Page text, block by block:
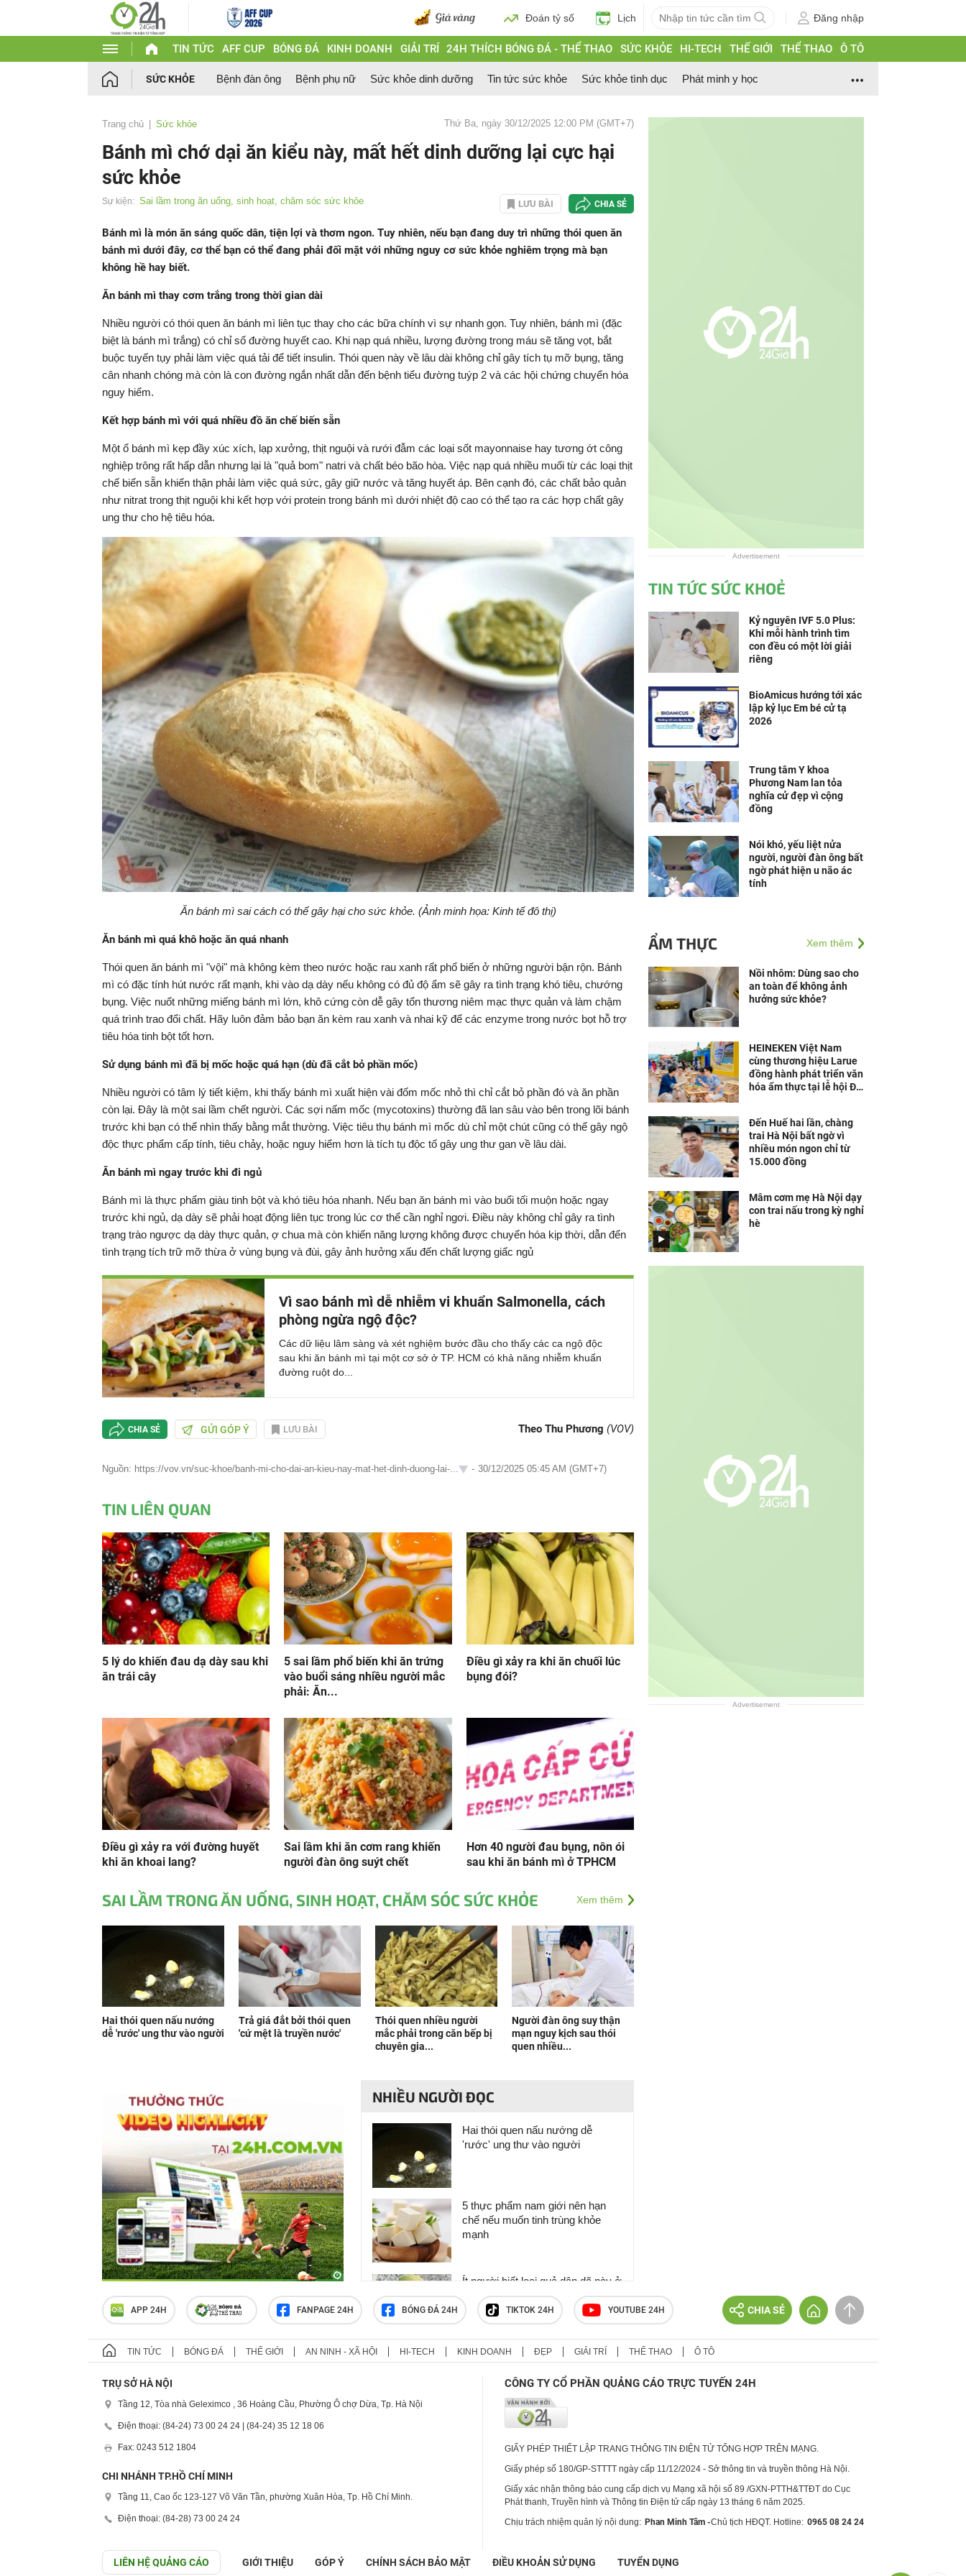
Đoán tỷ số Lịch Đăng nhập
TIN TỨC AFF CUP BÓNG ĐÁ KINH DOANH GIẢI TRÍ 24H THÍCH BÓNG ĐÁ - THỂ THAO SỨC KHỎE HI-TECH THẾ GIỚI THỂ THAO Ô TÔ
SỨC KHỎE Bệnh đàn ông Bệnh phụ nữ Sức khỏe dinh dưỡng Tin tức sức khỏe Sức khỏe tình dục Phát minh y học
Trang chủ Sức khỏe Thứ Ba, ngày 30/12/2025 12:00 PM (GMT+7)
Bánh mì chớ dại ăn kiểu này, mất hết dinh dưỡng lại cực hại
sức khỏe
Sự kiện: Sai lầm trong ăn uống, sinh hoạt, chăm sóc sức khỏe LƯU BÀI CHIA SẺ
Bánh mì là món ăn sáng quốc dân, tiện lợi và thơm ngon. Tuy nhiên, nếu bạn đang duy trì những thói quen ăn
bánh mì dưới đây, cơ thể bạn có thể đang phải đối mặt với những nguy cơ sức khỏe nghiêm trọng mà bạn
không hề hay biết.
Ăn bánh mì thay cơm trắng trong thời gian dài
Nhiều người có thói quen ăn bánh mì liên tục thay cho các bữa chính vì sự nhanh gọn. Tuy nhiên, bánh mì (đặc
biệt là bánh mì trắng) có chỉ số đường huyết cao. Khi nạp quá nhiều, lượng đường trong máu sẽ tăng vọt, bắt
buộc tuyến tụy phải làm việc quá tải để tiết insulin. Thói quen này về lâu dài không chỉ gây tích tụ mỡ bụng, tăng
cân nhanh chóng mà còn là con đường ngắn nhất dẫn đến bệnh tiểu đường tuýp 2 và các hội chứng chuyển hóa
nguy hiểm.
Kết hợp bánh mì với quá nhiều đồ ăn chế biến sẵn
Một ổ bánh mì kẹp đầy xúc xích, lạp xưởng, thịt nguội và rưới đẫm các loại sốt mayonnaise hay tương ớt công
nghiệp trông rất hấp dẫn nhưng lại là "quả bom" natri và chất béo bão hòa. Việc nạp quá nhiều muối từ các loại thịt
chế biến sẵn khiến thận phải làm việc quá sức, gây giữ nước và tăng huyết áp. Bên cạnh đó, các chất bảo quản
như nitrat trong thịt nguội khi kết hợp với protein trong bánh mì dưới nhiệt độ cao có thể tạo ra các hợp chất gây
ung thư cho hệ tiêu hóa.
Ăn bánh mì sai cách có thể gây hại cho sức khỏe. (Ảnh minh họa: Kinh tế đô thị)
Ăn bánh mì quá khô hoặc ăn quá nhanh
Thói quen ăn bánh mì "vội" mà không kèm theo nước hoặc rau xanh rất phổ biến ở những người bận rộn. Bánh
mì có đặc tính hút nước rất mạnh, khi vào dạ dày nếu không có đủ độ ẩm sẽ gây ra tình trạng khó tiêu, chướng
bụng. Việc nuốt những miếng bánh mì lớn, khô cứng còn dễ gây tổn thương niêm mạc thực quản và làm chậm
quá trình trao đổi chất. Hãy luôn đảm bảo bạn ăn kèm rau xanh và nhai kỹ để các enzyme trong nước bọt hỗ trợ
tiêu hóa tinh bột tốt hơn.
Sử dụng bánh mì đã bị mốc hoặc quá hạn (dù đã cắt bỏ phần mốc)
Nhiều người có tâm lý tiết kiệm, khi thấy bánh mì xuất hiện vài đốm mốc nhỏ thì chỉ cắt bỏ phần đó và ăn phần
còn lại. Đây là một sai lầm chết người. Các sợi nấm mốc (mycotoxins) thường đã lan sâu vào bên trong lõi bánh
trước khi bạn có thể nhìn thấy bằng mắt thường. Việc tiêu thụ bánh mì mốc dù chỉ một chút cũng có thể gây ngộ
độc thực phẩm cấp tính, tiêu chảy, hoặc nguy hiểm hơn là tích tụ độc tố gây ung thư gan về lâu dài.
Ăn bánh mì ngay trước khi đi ngủ
Bánh mì là thực phẩm giàu tinh bột và khó tiêu hóa nhanh. Nếu bạn ăn bánh mì vào buổi tối muộn hoặc ngay
trước khi ngủ, dạ dày sẽ phải hoạt động liên tục trong lúc cơ thể cần nghỉ ngơi. Điều này không chỉ gây ra tình
trạng trào ngược dạ dày thực quản, ợ chua mà còn khiến năng lượng không được chuyển hóa kịp thời, dẫn đến
tình trạng tích trữ mỡ thừa ở vùng bụng và đùi, gây ảnh hưởng xấu đến chất lượng giấc ngủ
Vì sao bánh mì dễ nhiễm vi khuẩn Salmonella, cách
phòng ngừa ngộ độc?
Các dữ liệu lâm sàng và xét nghiệm bước đầu cho thấy các ca ngộ độc
sau khi ăn bánh mì tại một cơ sở ở TP. HCM có khả năng nhiễm khuẩn
đường ruột do...
CHIA SẺ GỬI GÓP Ý LƯU BÀI Theo Thu Phương (VOV)
Nguồn: https://vov.vn/suc-khoe/banh-mi-cho-dai-an-kieu-nay-mat-het-dinh-duong-lai-... - 30/12/2025 05:45 AM (GMT+7)
TIN LIÊN QUAN
5 lý do khiến đau dạ dày sau khi
ăn trái cây
5 sai lầm phổ biến khi ăn trứng
vào buổi sáng nhiều người mắc
phải: Ăn...
Điều gì xảy ra khi ăn chuối lúc
bụng đói?
Điều gì xảy ra với đường huyết
khi ăn khoai lang?
Sai lầm khi ăn cơm rang khiến
người đàn ông suýt chết
Hơn 40 người đau bụng, nôn ói
sau khi ăn bánh mì ở TPHCM
SAI LẦM TRONG ĂN UỐNG, SINH HOẠT, CHĂM SÓC SỨC KHỎE Xem thêm
Hai thói quen nấu nướng
dễ 'rước' ung thư vào người
Trả giá đắt bởi thói quen
'cứ mệt là truyền nước'
Thói quen nhiều người
mắc phải trong căn bếp bị
chuyên gia...
Người đàn ông suy thận
mạn nguy kịch sau thói
quen nhiều...
NHIỀU NGƯỜI ĐỌC
Hai thói quen nấu nướng dễ
'rước' ung thư vào người
5 thực phẩm nam giới nên hạn
chế nếu muốn tinh trùng khỏe
mạnh
Ít người biết loại quả dân dã này ở
Việt Nam lại mang nhiều lợi ích
cho sức khỏe
Người đàn ông suy thận mạn
người Việt nghĩ là 'càng ăn càng
Advertisement
TIN TỨC SỨC KHOẺ
Kỷ nguyên IVF 5.0 Plus:
Khi mỗi hành trình tìm
con đều có một lời giải
riêng
BioAmicus hướng tới xác
lập kỷ lục Em bé cử tạ
2026
Trung tâm Y khoa
Phương Nam lan tỏa
nghĩa cử đẹp vì cộng
đồng
Nói khó, yếu liệt nửa
người, người đàn ông bất
ngờ phát hiện u não ác
tính
ẨM THỰC Xem thêm
Nồi nhôm: Dùng sao cho
an toàn để không ảnh
hưởng sức khỏe?
HEINEKEN Việt Nam
cùng thương hiệu Larue
đồng hành phát triển văn
hóa ẩm thực tại lễ hội Đà
Đến Huế hai lần, chàng
trai Hà Nội bất ngờ vì
nhiều món ngon chỉ từ
15.000 đồng
Mâm cơm mẹ Hà Nội dạy
con trai nấu trong kỳ nghỉ
hè
Advertisement
APP 24H FANPAGE 24H BÓNG ĐÁ 24H TIKTOK 24H YOUTUBE 24H CHIA SẺ
TIN TỨC BÓNG ĐÁ THẾ GIỚI AN NINH - XÃ HỘI HI-TECH KINH DOANH ĐẸP GIẢI TRÍ THỂ THAO Ô TÔ
TRỤ SỞ HÀ NỘI
Tầng 12, Tòa nhà Geleximco , 36 Hoàng Cầu, Phường Ô chợ Dừa, Tp. Hà Nội
Điện thoại: (84-24) 73 00 24 24 | (84-24) 35 12 18 06
Fax: 0243 512 1804
CHI NHÁNH TP.HỒ CHÍ MINH
Tầng 11, Cao ốc 123-127 Võ Văn Tần, phường Xuân Hòa, Tp. Hồ Chí Minh.
Điện thoại: (84-28) 73 00 24 24
CÔNG TY CỔ PHẦN QUẢNG CÁO TRỰC TUYẾN 24H
GIẤY PHÉP THIẾT LẬP TRANG THÔNG TIN ĐIỆN TỬ TỔNG HỢP TRÊN MẠNG.
Giấy phép số 180/GP-STTTT ngày cấp 11/12/2024 - Sở thông tin và truyền thông Hà Nội.
Giấy xác nhận thông báo cung cấp dịch vụ Mạng xã hội số 89 /GXN-PTTH&TTĐT do Cục
Phát thanh, Truyền hình và Thông tin Điện tử cấp ngày 13 tháng 6 năm 2025.
Chịu trách nhiệm quản lý nội dung: Phan Minh Tâm -Chủ tịch HĐQT. Hotline: 0965 08 24 24
LIÊN HỆ QUẢNG CÁO GIỚI THIỆU GÓP Ý CHÍNH SÁCH BẢO MẬT ĐIỀU KHOẢN SỬ DỤNG TUYỂN DỤNG